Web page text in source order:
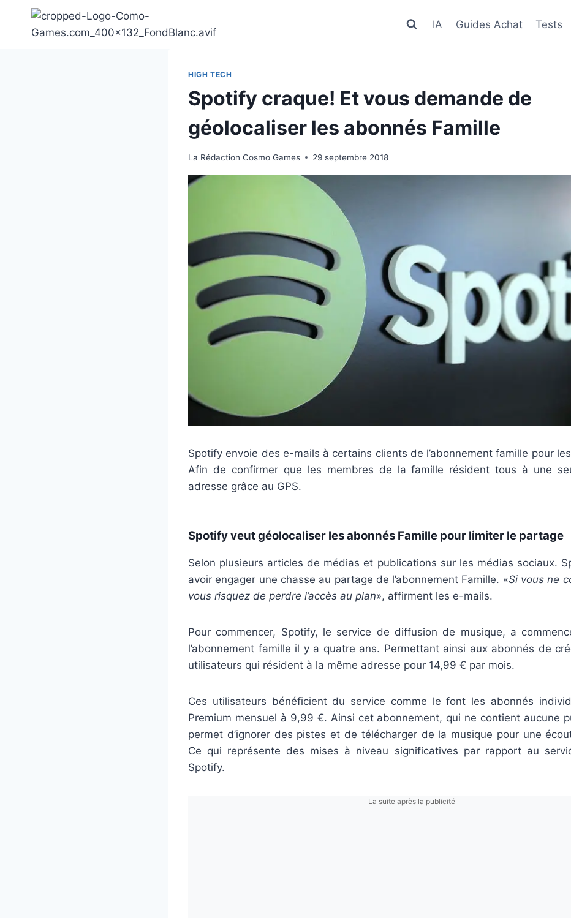
contenu
IA Guides Achat Tests
HIGH TECH
Spotify craque! Et vous demande de
géolocaliser les abonnés Famille
La Rédaction Cosmo Games 29 septembre 2018
Spotify envoie des e-mails à certains clients de l’abonnement famille pour
Afin de confirmer que les membres de la famille résident tous à une
adresse grâce au GPS.
Spotify veut géolocaliser les abonnés Famille pour limiter le partage
Selon plusieurs articles de médias et publications sur les médias sociaux.
avoir engager une chasse au partage de l’abonnement Famille. «Si vous ne
vous risquez de perdre l’accès au plan», affirment les e-mails.
Pour commencer, Spotify, le service de diffusion de musique, a
l’abonnement famille il y a quatre ans. Permettant ainsi aux abonnés de
utilisateurs qui résident à la même adresse pour 14,99 € par mois.
Ces utilisateurs bénéficient du service comme le font les abonnés
Premium mensuel à 9,99 €. Ainsi cet abonnement, qui ne contient aucune
permet d’ignorer des pistes et de télécharger de la musique pour une
Ce qui représente des mises à niveau significatives par rapport au
Spotify.
La suite après la publicité